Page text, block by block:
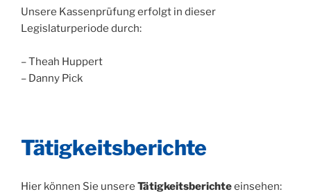
Unsere Kassenprüfung erfolgt in dieser
Legislaturperiode durch:
– Theah Huppert
– Danny Pick
Tätigkeitsberichte
Hier können Sie unsere Tätigkeitsberichteeinsehen: